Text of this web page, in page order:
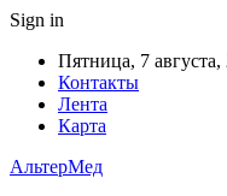
Sign in
Пятница, 7 августа,
Контакты
Лента
Карта
АльтерМед